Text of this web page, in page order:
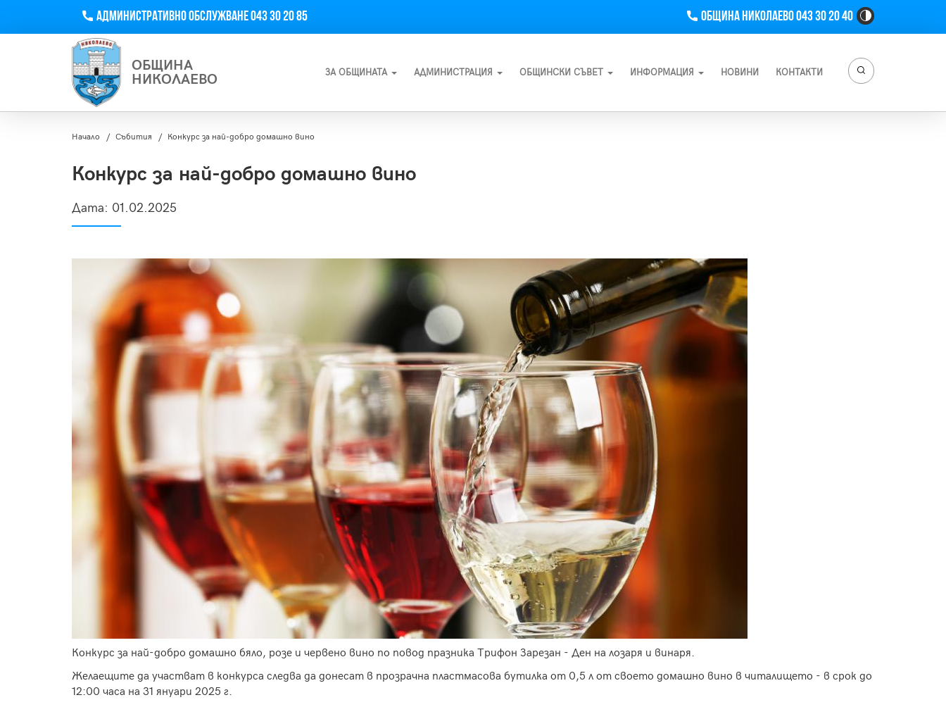
Телефон
Административно обслужване 043 30 20 85 Телефон
Община Николаево 043 30 20 40
High
Contrast
Button
ОБЩИНА
НИКОЛАЕВО
ЗА ОБЩИНАТА АДМИНИСТРАЦИЯ ОБЩИНСКИ СЪВЕТ ИНФОРМАЦИЯ НОВИНИ КОНТАКТИ
Начало Събития Конкурс за най-добро домашно вино
Конкурс за най-добро домашно вино
Дата: 01.02.2025
Конкурс за най-добро домашно бяло, розе и червено вино по повод празника Трифон Зарезан - Ден на лозаря и винаря.
Желаещите да участват в конкурса следва да донесат в прозрачна пластмасова бутилка от 0,5 л от своето домашно вино в читалището - в срок до
12:00 часа на 31 януари 2025 г.